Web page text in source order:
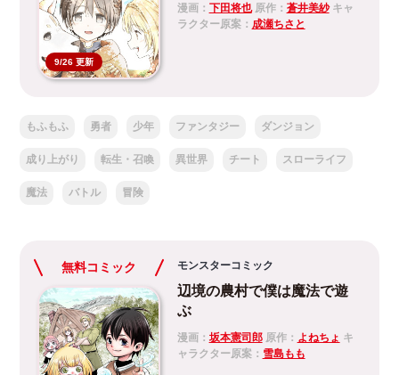
9/26 更新
漫画： 下田将也原作： 蒼井美紗キャ
ラクター原案： 成瀬ちさと
もふもふ 勇者 少年 ファンタジー ダンジョン
成り上がり 転生・召喚 異世界 チート スローライフ
魔法 バトル 冒険
無料コミック モンスターコミック
‎辺境の農村で僕は魔法で遊
ぶ
漫画： 坂本憲司郎原作： よねちょ キ
ャラクター原案： 雪島もも